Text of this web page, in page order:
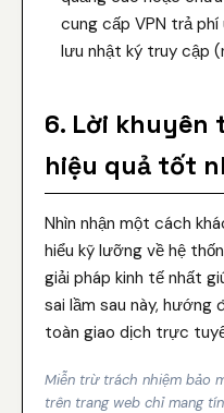
cung cấp VPN trả
lưu nhật ký truy cập
6. Lời khuyên
hiệu quả tốt
Nhìn nhận một cách
hiểu kỹ lưỡng về hệ
giải pháp kinh tế nhất
sai lầm sau này, hướng
toàn giao dịch trực
Miễn trừ trách nhiệm bảo
trên trang web chỉ mang